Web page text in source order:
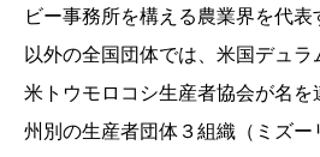
ビー事務所を構える農業界を代表
以外の全国団体では、米国デュ
米トウモロコシ生産者協会が名を
州別の生産者団体３組織（ミズー